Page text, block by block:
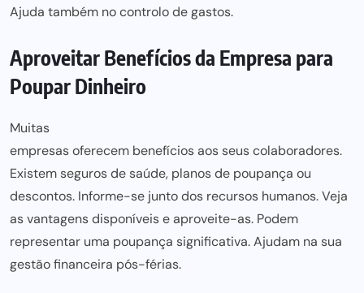
Ajuda também no controlo de gastos.
Aproveitar Benefícios da Empresa para
Poupar Dinheiro
Muitas
empresas oferecem benefícios aos seus colaboradores.
Existemseguros de saúde, planos de poupança ou
descontos. Informe-se junto dos recursos humanos. Veja
as vantagens disponíveis e aproveite-as. Podem
representar uma poupança significativa. Ajudam na sua
gestão financeira pós-férias.